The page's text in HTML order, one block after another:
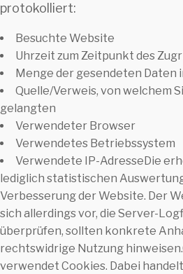
protokolliert:
Besuchte Website
Uhrzeit zum Zeitpunkt des
Menge der gesendeten Daten
Quelle/Verweis, von welchem
gelangten
Verwendeter Browser
Verwendetes Betriebssystem
Verwendete IP-AdresseDie
lediglich statistischen
Verbesserung der Website. Der
sich allerdings vor, die Server-
überprüfen, sollten konkrete
rechtswidrige Nutzung
verwendet Cookies. Dabei